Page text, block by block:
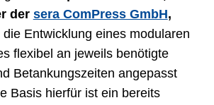
der sera ComPress GmbH,
Entwicklung eines modularen
flexibel an jeweils benötigte
Betankungszeiten angepasst
Basis hierfür ist ein bereits